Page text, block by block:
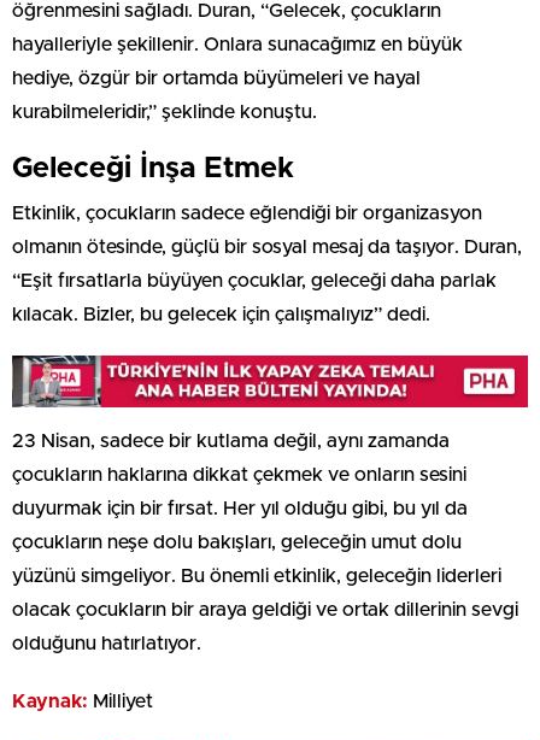
öğrenmesini sağladı. Duran, “Gelecek, çocukların
hayalleriyle şekillenir. Onlara sunacağımız en büyük
hediye, özgür bir ortamda büyümeleri ve hayal
kurabilmeleridir,” şeklinde konuştu.
Geleceği İnşa Etmek
Etkinlik, çocukların sadece eğlendiği bir organizasyon
olmanın ötesinde, güçlü bir sosyal mesaj da taşıyor. Duran,
“Eşit fırsatlarla büyüyen çocuklar, geleceği daha parlak
kılacak. Bizler, bu gelecek için çalışmalıyız” dedi.
23 Nisan, sadece bir kutlama değil, aynı zamanda
çocukların haklarına dikkat çekmek ve onların sesini
duyurmak için bir fırsat. Her yıl olduğu gibi, bu yıl da
çocukların neşe dolu bakışları, geleceğin umut dolu
yüzünü simgeliyor. Bu önemli etkinlik, geleceğin liderleri
olacak çocukların bir araya geldiği ve ortak dillerinin sevgi
olduğunu hatırlatıyor.
Kaynak: Milliyet